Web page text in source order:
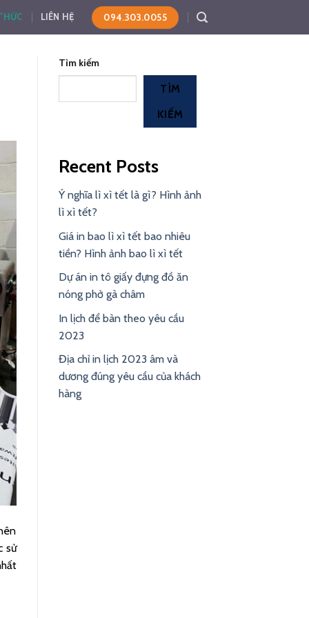
LIÊN HỆ 094.303.0055
sử
Tìm kiếm
TÌM
KIẾM
Recent Posts
Ý nghĩa lì xì tết là gì? Hình ảnh
lì xì tết?
Giá in bao lì xì tết bao nhiêu
tiền? Hình ảnh bao lì xì tết
Dự án in tô giấy đựng đồ ăn
nóng phở gà châm
In lịch để bàn theo yêu cầu
2023
Địa chỉ in lịch 2023 âm và
dương đúng yêu cầu của khách
hàng